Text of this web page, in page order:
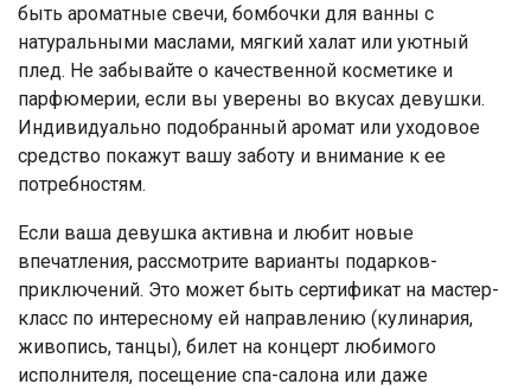
быть ароматные свечи, бомбочки для ванны с
натуральными маслами, мягкий халат или уютный
плед. Не забывайте о качественной косметике и
парфюмерии, если вы уверены во вкусах девушки.
Индивидуально подобранный аромат или уходовое
средство покажут вашу заботу и внимание к ее
потребностям.
Если ваша девушка активна и любит новые
впечатления, рассмотрите варианты подарков-
приключений. Это может быть сертификат на мастер-
класс по интересному ей направлению (кулинария,
живопись, танцы), билет на концерт любимого
исполнителя, посещение спа-салона или даже